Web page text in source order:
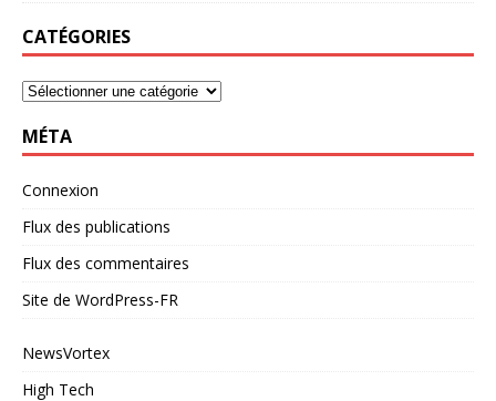
CATÉGORIES
MÉTA
Connexion
Flux des publications
Flux des commentaires
Site de WordPress-FR
NewsVortex
High Tech